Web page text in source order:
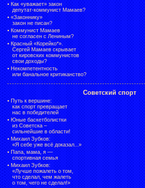
• Как «уважает» закон
депутат-коммунист Мамаев?
• «Законнику»
закон не писан?
• Коммунист Мамаев
не согласен с Лениным?
• Красный «Корейко*».
Сергей Мамаев скрывает
от кировских коммунистов
свои доходы?
• Некомпетентность
или банальное критиканство?
Советский спорт
• Путь к вершине:
как спорт превращает
нас в победителей
• Юные баскетболистки
из Советска –
сильнейшие в области!
• Михаил Зубков:
«Я себе уже всё доказал...»
• Папа, мама, я —
спортивная семья
• Михаил Зубков:
«Лучше пожалеть о том,
что сделал, чем жалеть
о том, чего не сделал!»